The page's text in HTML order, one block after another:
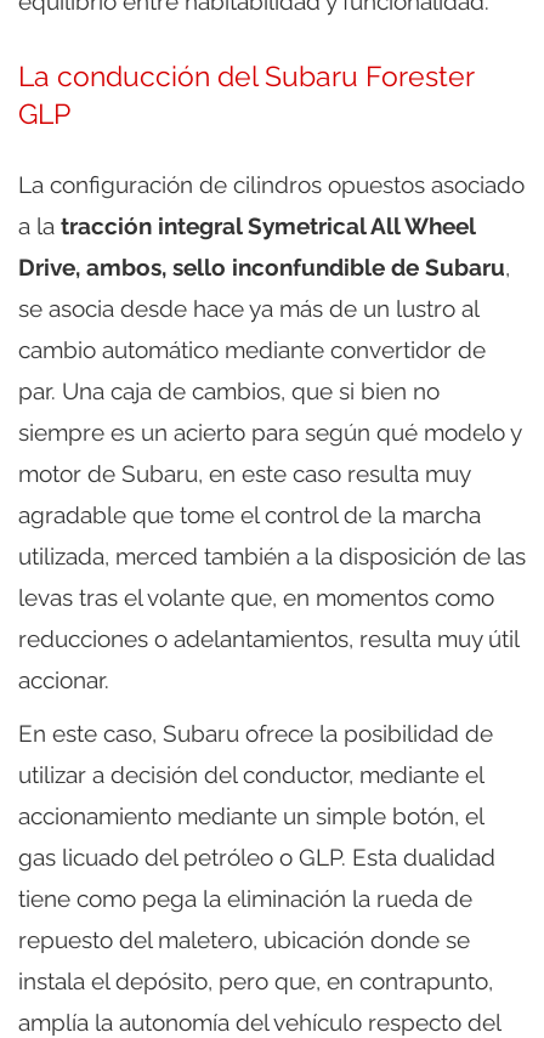
La conducción del Subaru Forester
GLP
La configuración de cilindros opuestos asociado
a la tracción integral Symetrical All Wheel
Drive, ambos, sello inconfundible de Subaru,
se asocia desde hace ya más de un lustro al
cambio automático mediante convertidor de
par. Una caja de cambios, que si bien no
siempre es un acierto para según qué modelo y
motor de Subaru, en este caso resulta muy
agradable que tome el control de la marcha
utilizada, merced también a la disposición de las
levas tras el volante que, en momentos como
reducciones o adelantamientos, resulta muy útil
accionar.
En este caso, Subaru ofrece la posibilidad de
utilizar a decisión del conductor, mediante el
accionamiento mediante un simple botón, el
gas licuado del petróleo o GLP. Esta dualidad
tiene como pega la eliminación la rueda de
repuesto del maletero, ubicación donde se
instala el depósito, pero que, en contrapunto,
amplía la autonomía del vehículo respecto del